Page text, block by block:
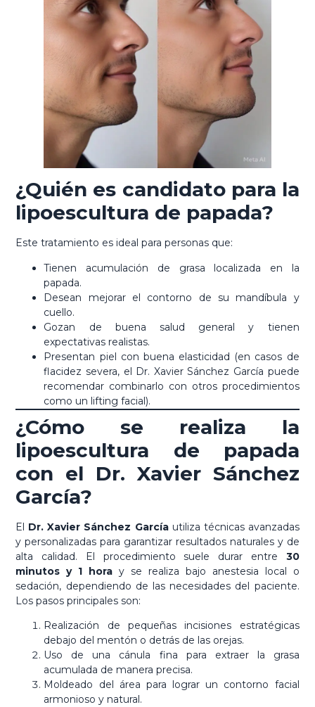
¿Quién es candidato para la
lipoescultura de papada?
Este tratamiento es ideal para personas que:
Tienen acumulación de grasa localizada en la
papada.
Desean mejorar el contorno de su mandíbula y
cuello.
Gozan de buena salud general y tienen
expectativas realistas.
Presentan piel con buena elasticidad (en casos de
flacidez severa, el Dr. Xavier Sánchez García puede
recomendar combinarlo con otros procedimientos
como un lifting facial).
¿Cómo se realiza la
lipoescultura de papada
con el Dr. Xavier Sánchez
García?
El Dr. Xavier Sánchez Garcíautiliza técnicas avanzadas
y personalizadas para garantizar resultados naturales y de
alta calidad. El procedimiento suele durar entre 30
minutos y 1 hora y se realiza bajo anestesia local o
sedación, dependiendo de las necesidades del paciente.
Los pasos principales son:
Realización de pequeñas incisiones estratégicas
debajo del mentón o detrás de las orejas.
Uso de una cánula fina para extraer la grasa
acumulada de manera precisa.
Moldeado del área para lograr un contorno facial
armonioso y natural.